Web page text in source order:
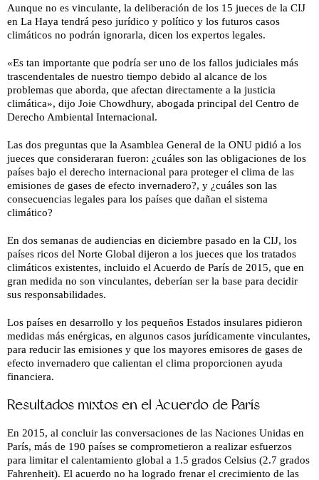
Aunque no es vinculante, la deliberación de los 15 jueces de la CIJ
en La Haya tendrá peso jurídico y político y los futuros casos
climáticos no podrán ignorarla, dicen los expertos legales.
«Es tan importante que podría ser uno de los fallos judiciales más
trascendentales de nuestro tiempo debido al alcance de los
problemas que aborda, que afectan directamente a la justicia
climática», dijo Joie Chowdhury, abogada principal del Centro de
Derecho Ambiental Internacional.
Las dos preguntas que la Asamblea General de la ONU pidió a los
jueces que consideraran fueron: ¿cuáles son las obligaciones de los
países bajo el derecho internacional para proteger el clima de las
emisiones de gases de efecto invernadero?, y ¿cuáles son las
consecuencias legales para los países que dañan el sistema
climático?
En dos semanas de audiencias en diciembre pasado en la CIJ, los
países ricos del Norte Global dijeron a los jueces que los tratados
climáticos existentes, incluido el Acuerdo de París de 2015, que en
gran medida no son vinculantes, deberían ser la base para decidir
sus responsabilidades.
Los países en desarrollo y los pequeños Estados insulares pidieron
medidas más enérgicas, en algunos casos jurídicamente vinculantes,
para reducir las emisiones y que los mayores emisores de gases de
efecto invernadero que calientan el clima proporcionen ayuda
financiera.
Resultados mixtos en el Acuerdo de París
En 2015, al concluir las conversaciones de las Naciones Unidas en
París, más de 190 países se comprometieron a realizar esfuerzos
para limitar el calentamiento global a 1.5 grados Celsius (2.7 grados
Fahrenheit). El acuerdo no ha logrado frenar el crecimiento de las